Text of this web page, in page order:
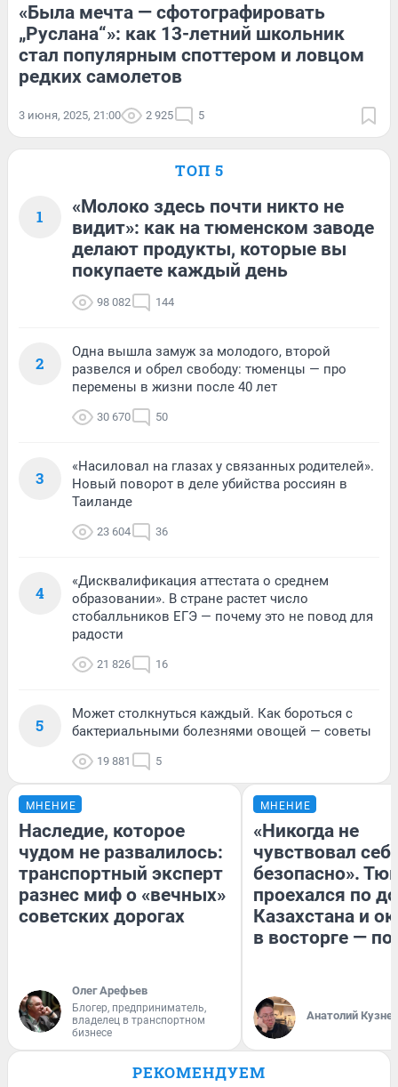
«Была мечта — сфотографировать
„Руслана“»: как 13-летний школьник
стал популярным споттером и ловцом
редких самолетов
3 июня, 2025, 21:00 2 925 5
ТОП 5
1
«Молоко здесь почти никто не
видит»: как на тюменском заводе
делают продукты, которые вы
покупаете каждый день
98 082 144
2
Одна вышла замуж за молодого, второй
развелся и обрел свободу: тюменцы — про
перемены в жизни после 40 лет
30 670 50
3
«Насиловал на глазах у связанных родителей».
Новый поворот в деле убийства россиян в
Таиланде
23 604 36
4
«Дисквалификация аттестата о среднем
образовании». В стране растет число
стобалльников ЕГЭ — почему это не повод для
радости
21 826 16
5
Может столкнуться каждый. Как бороться с
бактериальными болезнями овощей — советы
19 881 5
МНЕНИЕ
Наследие, которое
чудом не развалилось:
транспортный эксперт
разнес миф о «вечных»
советских дорогах
Олег Арефьев
Блогер, предприниматель,
владелец в транспортном
бизнесе
МНЕНИЕ
«Никогда не
чувствовал
безопасно».
проехался по
Казахстана и
в восторге —
Анатолий
РЕКОМЕНДУЕМ